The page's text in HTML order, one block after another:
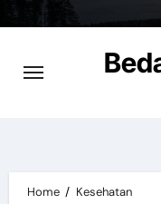
content
Home
Kesehatan